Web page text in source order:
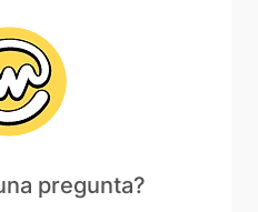
pregunta?